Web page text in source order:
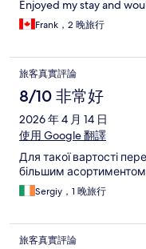
Enjoyed my stay and
Frank，2 晚旅行
旅客真實評論
8/10 非常好
2026 年 4 月 14 日
使用 Google 翻譯
Для такої вартості
більшим
Sergiy，1 晚旅行
旅客真實評論